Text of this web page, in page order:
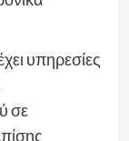
υπηρεσίες
σε